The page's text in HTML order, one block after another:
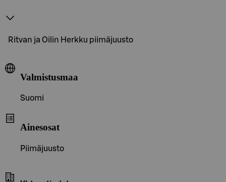
Ritvan ja Oilin Herkku piimäjuusto
Valmistusmaa
Suomi
Ainesosat
Piimäjuusto